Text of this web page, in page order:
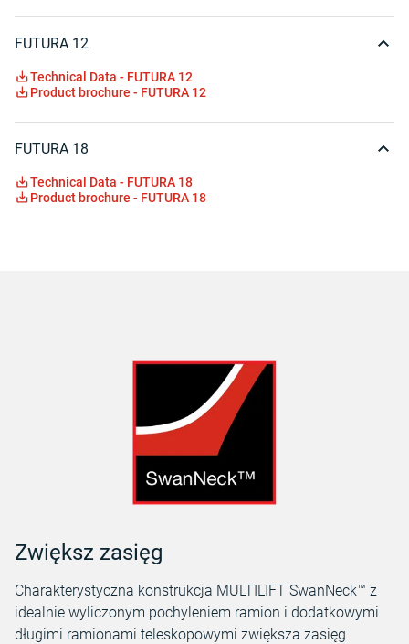
FUTURA 12
Technical Data - FUTURA 12
Product brochure - FUTURA 12
FUTURA 18
Technical Data - FUTURA 18
Product brochure - FUTURA 18
Zwiększ zasięg
Charakterystyczna konstrukcja MULTILIFT SwanNeck™ z
idealnie wyliczonym pochyleniem ramion i dodatkowymi
długimi ramionami teleskopowymi zwiększa zasięg